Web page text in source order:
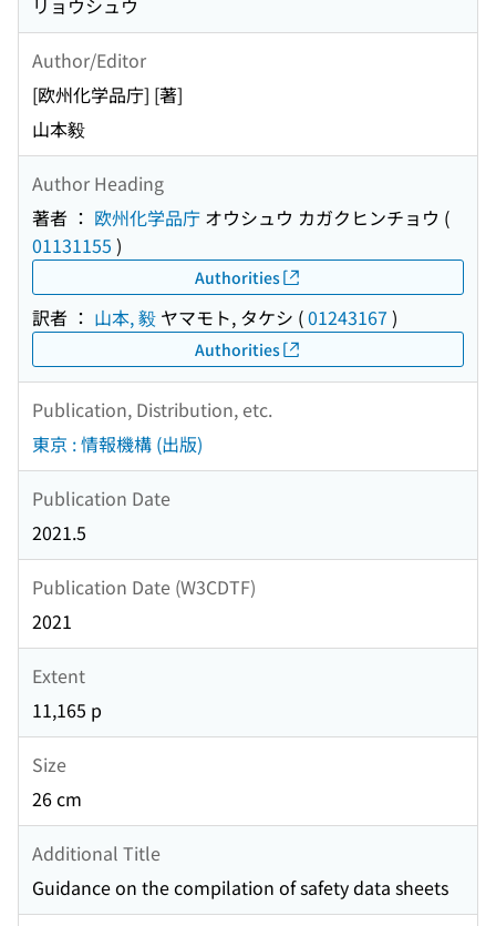
リョウシュウ
Author/Editor
[欧州化学品庁] [著]
山本毅
Author Heading
著者 ： 欧州化学品庁 オウシュウ カガクヒンチョウ (
01131155 )
Authorities
訳者 ： 山本, 毅 ヤマモト, タケシ (01243167 )
Authorities
Publication, Distribution, etc.
東京 : 情報機構 (出版)
Publication Date
2021.5
Publication Date (W3CDTF)
2021
Extent
11,165 p
Size
26 cm
Additional Title
Guidance on the compilation of safety data sheets